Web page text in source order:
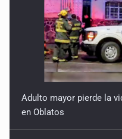
Adulto mayor pierde la
en Oblatos